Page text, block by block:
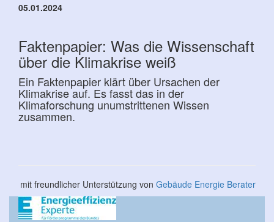
05.01.2024
Faktenpapier: Was die Wissenschaft
über die Klimakrise weiß
Ein Faktenpapier klärt über Ursachen der
Klimakrise auf. Es fasst das in der
Klimaforschung unumstrittenen Wissen
zusammen.
mit freundlicher Unterstützung von Gebäude Energie Berater